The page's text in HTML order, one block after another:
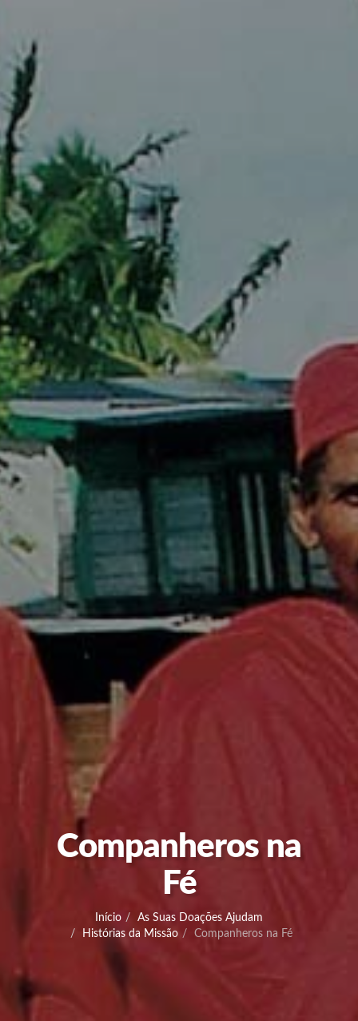
Companheros na
Fé
Início
As Suas Doações Ajudam
Histórias da Missão
Companheros na Fé